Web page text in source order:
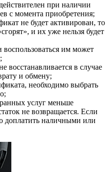
при наличии
с момента приобретения;
не будет активирован, то
и их уже нельзя будет
им может
восстанавливается в случае
и обмену;
необходимо выбрать
услуг меньше
не возвращается. Если
доплатить наличными или